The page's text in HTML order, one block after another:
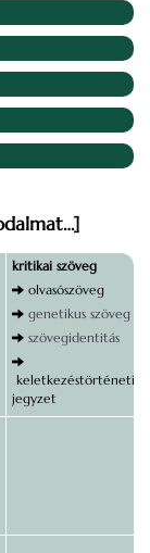
kritikai szöveg
olvasószöveg
genetikus szöveg
szövegidentitás
keletkezéstörténeti
jegyzet